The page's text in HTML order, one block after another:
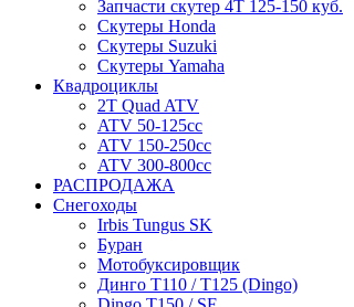
Запчасти скутер 4Т 125-150 куб.
Скутеры Honda
Скутеры Suzuki
Скутеры Yamaha
Квадроциклы
2T Quad ATV
ATV 50-125cc
ATV 150-250cc
ATV 300-800cc
РАСПРОДАЖА
Снегоходы
Irbis Tungus SK
Буран
Мотобуксировщик
Динго T110 / T125 (Dingo)